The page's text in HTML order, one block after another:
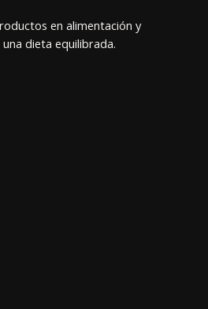
en alimentación y
dieta equilibrada.